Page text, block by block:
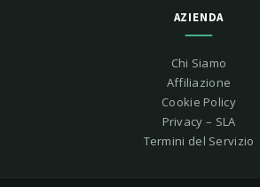
AZIENDA
Chi Siamo
Affiliazione
Cookie Policy
Privacy – SLA
Termini del Servizio